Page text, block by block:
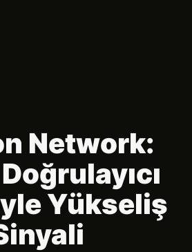
Network:
Yükseliş